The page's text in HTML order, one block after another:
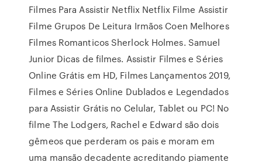
Filmes Para Assistir Netflix Netflix Filme Assistir
Filme Grupos De Leitura Irmãos Coen Melhores
Filmes Romanticos Sherlock Holmes. Samuel
Junior Dicas de filmes. Assistir Filmes e Séries
Online Grátis em HD, Filmes Lançamentos 2019,
Filmes e Séries Online Dublados e Legendados
para Assistir Grátis no Celular, Tablet ou PC! No
filme The Lodgers, Rachel e Edward são dois
gêmeos que perderam os pais e moram em
uma mansão decadente acreditando piamente